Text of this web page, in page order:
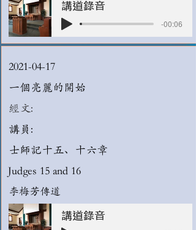
講道錄音
-00:06
2021-04-17
一個亮麗的開始
經文:
講員:
士師記十五、十六章
Judges 15 and 16
李梅芳傳道
講道錄音